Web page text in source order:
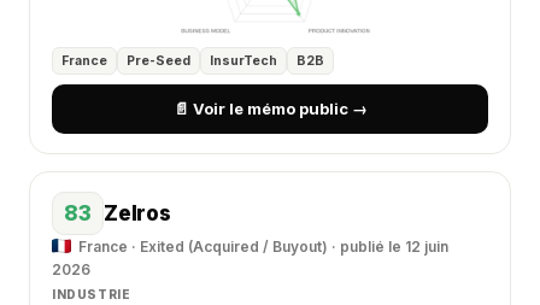
France Pre-Seed InsurTech B2B
📄 Voir le mémo public →
83 Zelros
France · Exited (Acquired / Buyout) · publié le 12 juin
2026
INDUSTRIE